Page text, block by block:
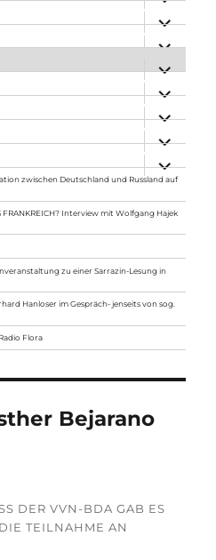
anzeigen
anzeigen
anzeigen
anzeigen
anzeigen
anzeigen
anzeigen
zwischen Deutschland und Russland auf
FRANKREICH? Interview mit Wolfgang Hajek
zu einer Sarrazin-Lesung in
Hanloser im Gespräch- jenseits von sog.
Flora
Bejarano
DER VVN-BDA GAB ES
TEILNAHME AN